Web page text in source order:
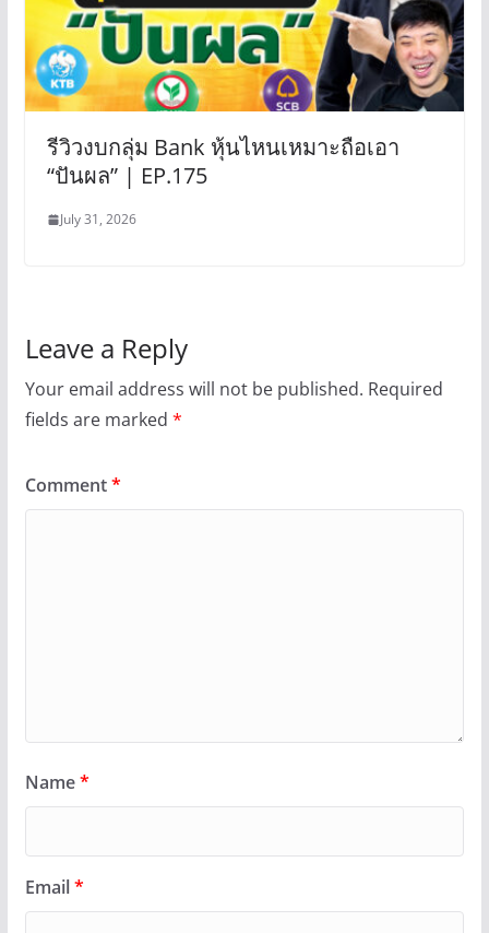
รีวิวงบกลุ่ม Bank หุ้นไหนเหมาะถือเอา
“ปันผล” | EP.175
July 31, 2026
Leave a Reply
Your email address will not be published. Required
fields are marked *
Comment*
Name*
Email*